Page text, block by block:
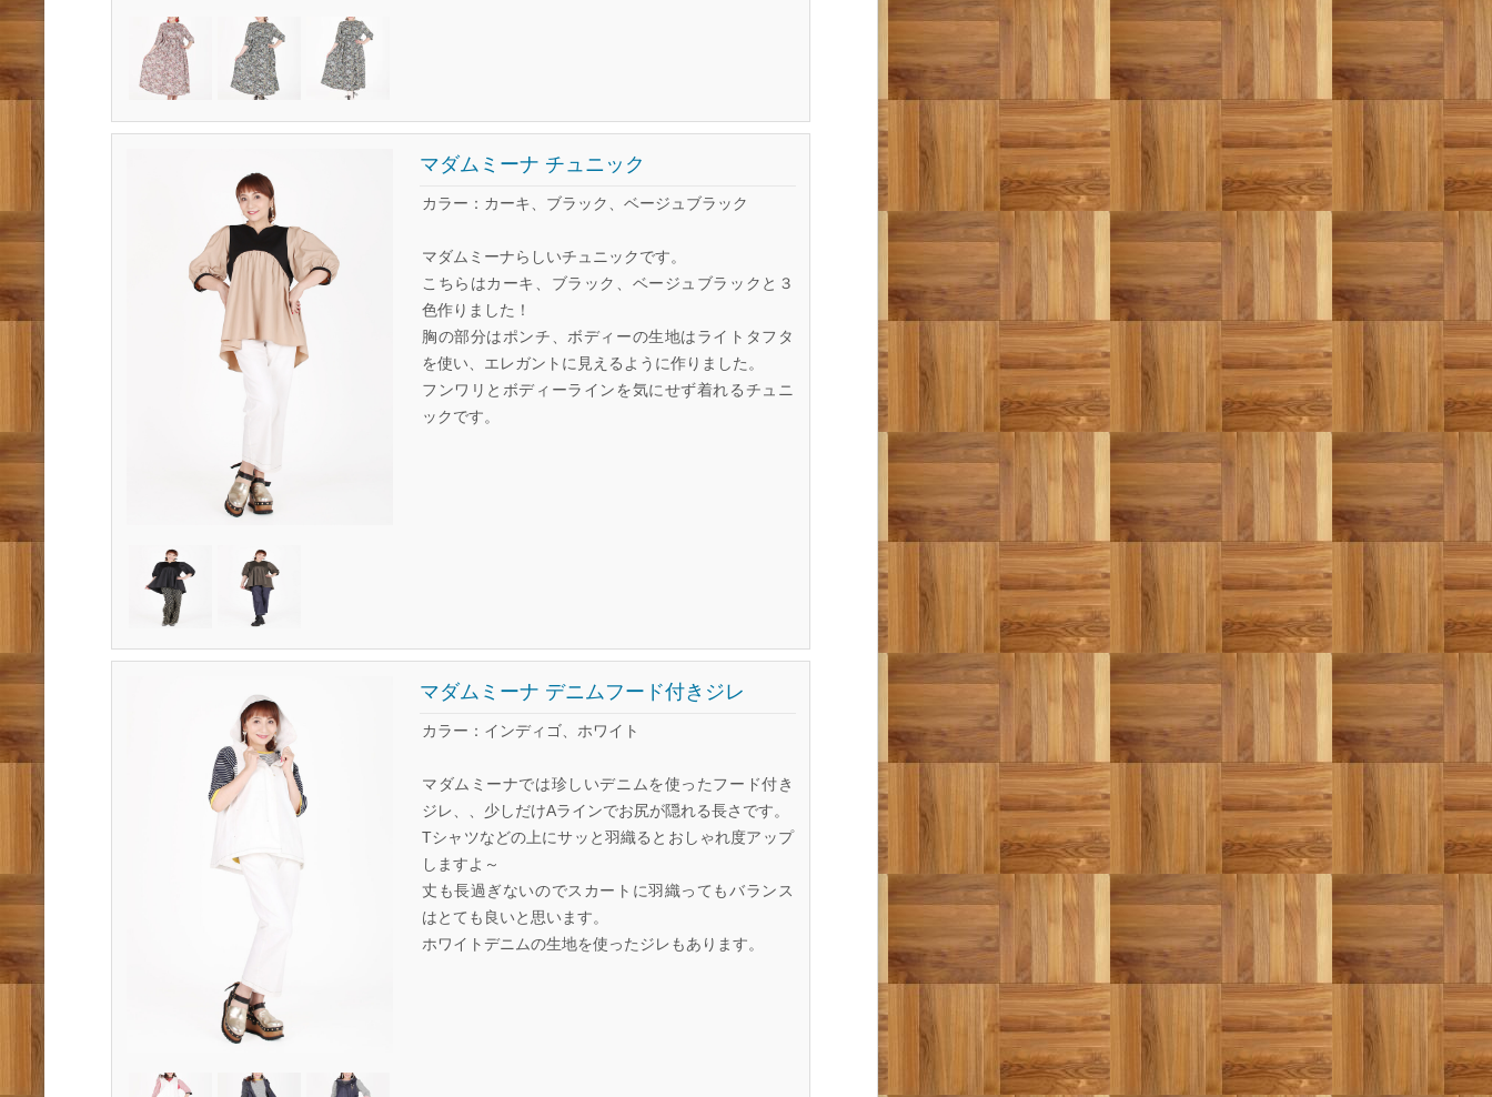
マダムミーナ チュニック
カラー：カーキ、ブラック、ベージュブラック
マダムミーナらしいチュニックです。
こちらはカーキ、ブラック、ベージュブラックと３
色作りました！
胸の部分はポンチ、ボディーの生地はライトタフタ
を使い、エレガントに見えるように作りました。
フンワリとボディーラインを気にせず着れるチュニ
ックです。
マダムミーナ デニムフード付きジレ
カラー：インディゴ、ホワイト
マダムミーナでは珍しいデニムを使ったフード付き
ジレ、、少しだけAラインでお尻が隠れる長さです。
Tシャツなどの上にサッと羽織るとおしゃれ度アップ
しますよ～
丈も長過ぎないのでスカートに羽織ってもバランス
はとても良いと思います。
ホワイトデニムの生地を使ったジレもあります。